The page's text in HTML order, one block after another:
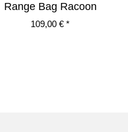
Range Bag Racoon
109,00 € *